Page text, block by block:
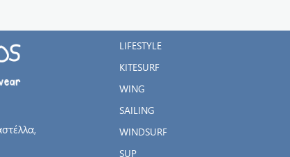
LIFESTYLE
KITESURF
WING
SAILING
WINDSURF
SUP